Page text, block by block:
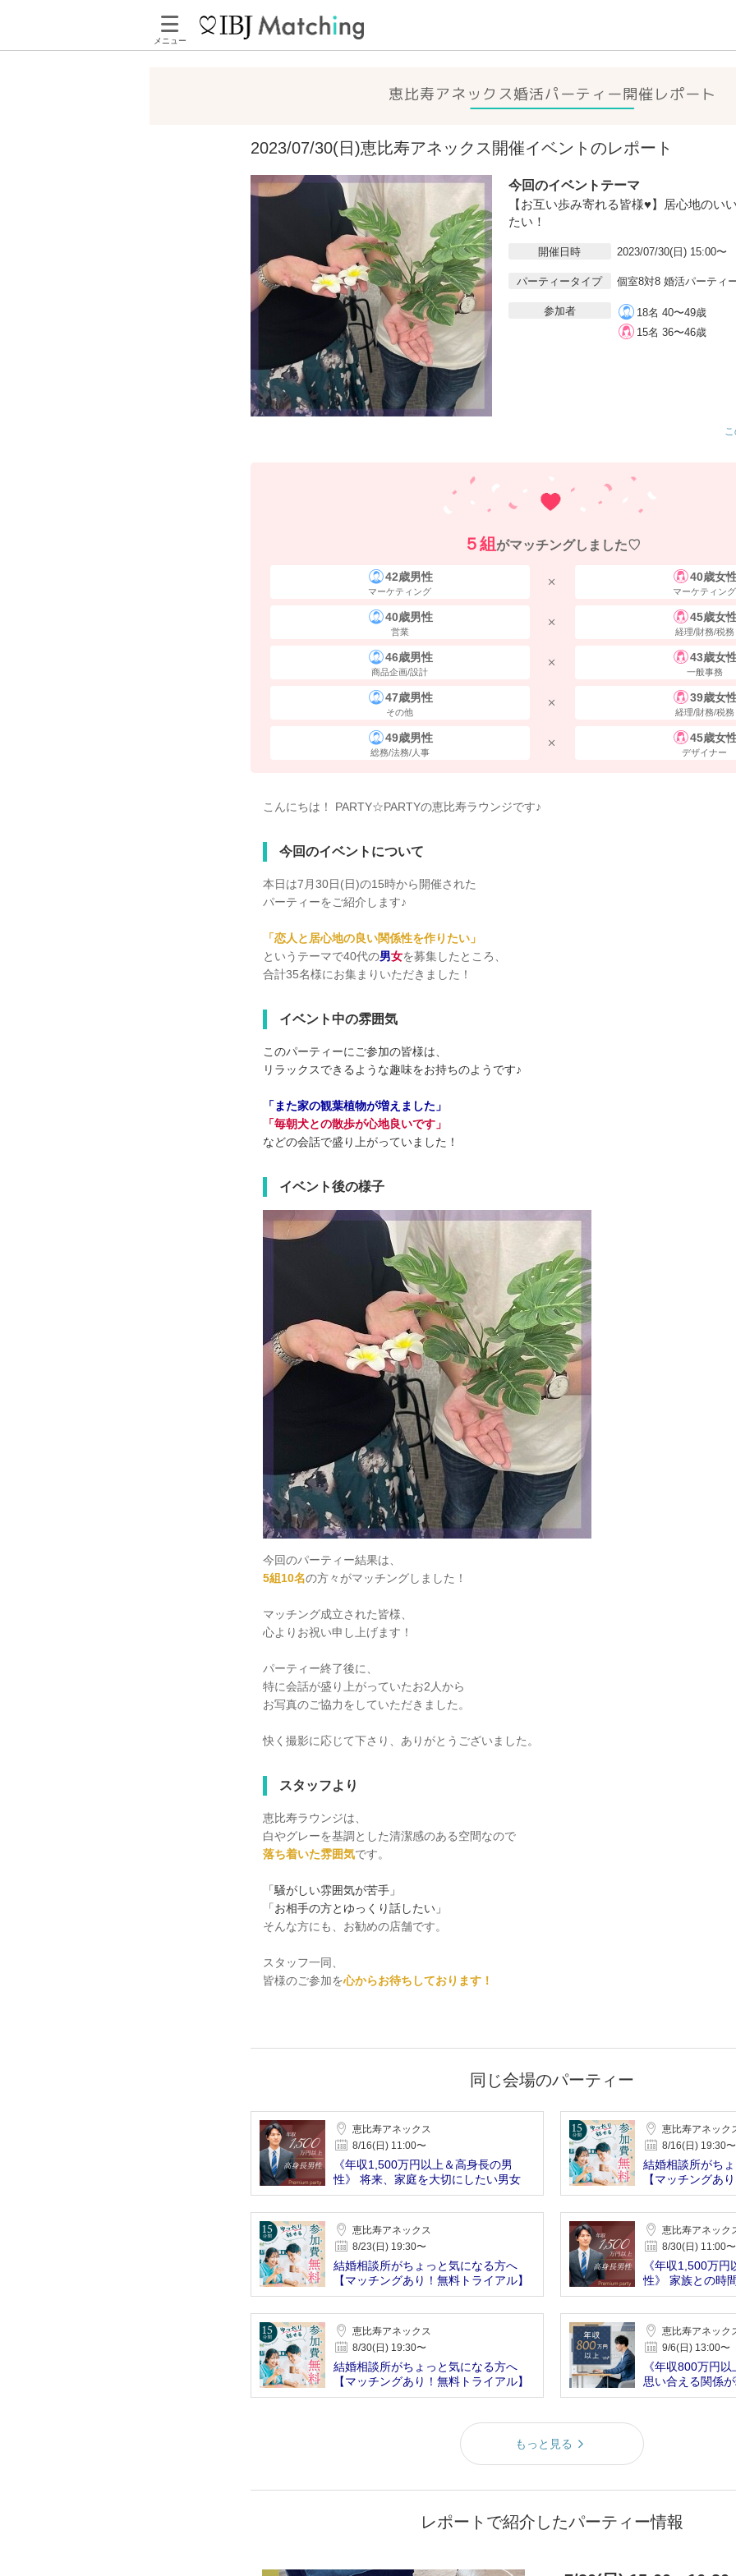
メニュー
恵比寿アネックス婚活パーティー開催レポート
2023/07/30(日)恵比寿アネックス開催イベントのレポート
今回のイベントテーマ
【お互い歩み寄れる皆様♥】居心地のい
たい！
開催日時 2023/07/30(日) 15:00〜
パーティータイプ 個室8対8 婚活パーティ
参加者
18名 40〜49歳
15名 36〜46歳
５組 がマッチングしました♡
42歳男性
マーケティング
40歳女
マーケティング
40歳男性
営業
45歳女
経理/財務/税務
46歳男性
商品企画/設計
43歳女
一般事務
47歳男性
その他
39歳女
経理/財務/税務
49歳男性
総務/法務/人事
45歳女
デザイナー
こんにちは！ PARTY☆PARTYの恵比寿ラウンジです♪
今回のイベントについて
本日は7月30日(日)の15時から開催された
パーティーをご紹介します♪
「恋人と居心地の良い関係性を作りたい」
というテーマで40代の男女を募集したところ、
合計35名様にお集まりいただきました！
イベント中の雰囲気
このパーティーにご参加の皆様は、
リラックスできるような趣味をお持ちのようです♪
「また家の観葉植物が増えました」
「毎朝犬との散歩が心地良いです」
などの会話で盛り上がっていました！
イベント後の様子
今回のパーティー結果は、
5組10名の方々がマッチングしました！
マッチング成立された皆様、
心よりお祝い申し上げます！
パーティー終了後に、
特に会話が盛り上がっていたお2人から
お写真のご協力をしていただきました。
快く撮影に応じて下さり、ありがとうございました。
スタッフより
恵比寿ラウンジは、
白やグレーを基調とした清潔感のある空間なので
落ち着いた雰囲気です。
「騒がしい雰囲気が苦手」
「お相手の方とゆっくり話したい」
そんな方にも、お勧めの店舗です。
スタッフ一同、
皆様のご参加を心からお待ちしております！
同じ会場のパーティー
恵比寿アネックス
8/16(日) 11:00〜
《年収1,500万円以上＆高身長の男
性》 将来、家庭を大切にしたい男女
恵比寿アネック
8/16(日) 19:30〜
結婚相談所がち
【マッチングあ
恵比寿アネックス
8/23(日) 19:30〜
結婚相談所がちょっと気になる方へ
【マッチングあり！無料トライアル】
恵比寿アネック
8/30(日) 11:00〜
《年収1,500万
性》 家族との時
恵比寿アネックス
8/30(日) 19:30〜
結婚相談所がちょっと気になる方へ
【マッチングあり！無料トライアル】
恵比寿アネック
9/6(日) 13:00〜
《年収800万円
思い合える関係
もっと見る
レポートで紹介したパーティー情報